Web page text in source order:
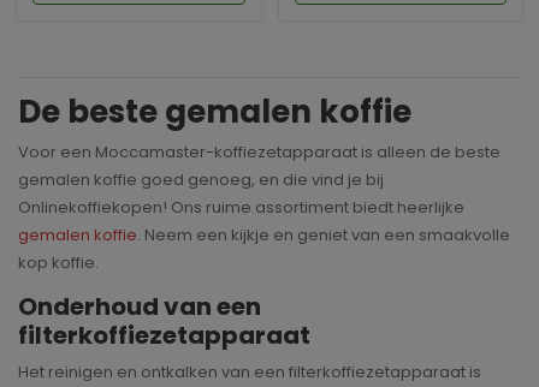
De beste gemalen koffie
Voor een Moccamaster-koffiezetapparaat is alleen de beste
gemalen koffie goed genoeg, en die vind je bij
Onlinekoffiekopen! Ons ruime assortiment biedt heerlijke
gemalen koffie. Neem een kijkje en geniet van een smaakvolle
kop koffie.
Onderhoud van een
filterkoffiezetapparaat
Het reinigen en ontkalken van een filterkoffiezetapparaat is